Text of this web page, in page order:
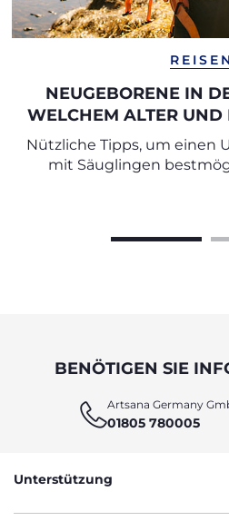
REISEN
NEUGEBORENE IN
WELCHEM ALTER UND
HÖHE?
Nützliche Tipps, um einen
mit Säuglingen
BENÖTIGEN SIE
Artsana Germany
01805 780005
Unterstützung